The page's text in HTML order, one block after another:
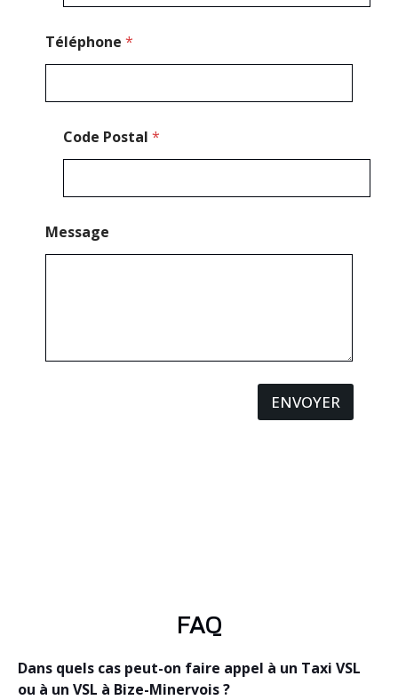
Téléphone *
Code Postal *
Message
ENVOYER
FAQ
Dans quels cas peut-on faire appel à un Taxi VSL
ou à un VSL à Bize-Minervois ?